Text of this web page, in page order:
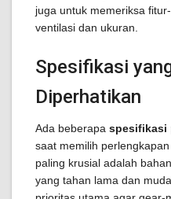
juga untuk memeriksa
ventilasi dan ukuran.
Spesifikasi
Diperhatikan
Ada beberapa spesifikasi
saat memilih
paling krusial adalah
yang tahan lama dan